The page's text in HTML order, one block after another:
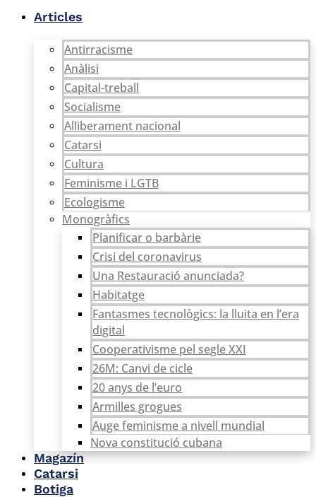
Articles
Antirracisme
Anàlisi
Capital-treball
Socialisme
Alliberament nacional
Catarsi
Cultura
Feminisme i LGTB
Ecologisme
Monogràfics
Planificar o barbàrie
Crisi del coronavirus
Una Restauració anunciada?
Habitatge
Fantasmes tecnològics: la lluita en l’era
digital
Cooperativisme pel segle XXI
26M: Canvi de cicle
20 anys de l’euro
Armilles grogues
Auge feminisme a nivell mundial
Nova constitució cubana
Magazín
Catarsi
Botiga